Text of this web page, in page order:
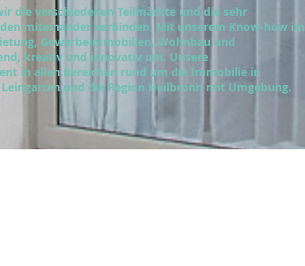
die verschiedenen Teilmärkte und die sehr
miteinander verbinden. Mit unserem Know-how im
Gewerbeimmobilien, Wohnbau und
kreativ und innovativ um. Unsere
in allen Bereichen rund um die Immobilie in
und die Region Heilbronn mit Umgebung.